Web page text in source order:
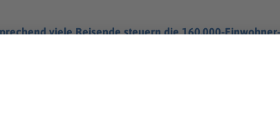
viele Reisende steuern die 160.000-
werden.